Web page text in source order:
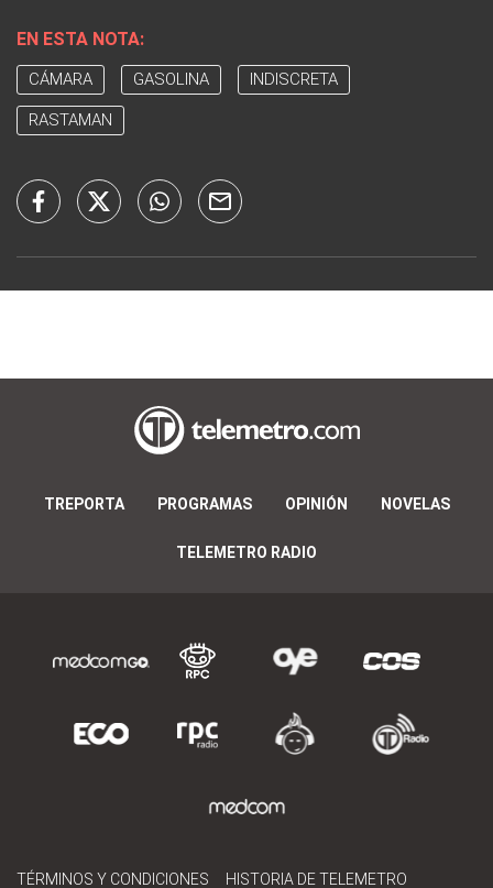
EN ESTA NOTA:
CÁMARA GASOLINA INDISCRETA
RASTAMAN
TREPORTA PROGRAMAS OPINIÓN NOVELAS
TELEMETRO RADIO
TÉRMINOS Y CONDICIONES HISTORIA DE TELEMETRO